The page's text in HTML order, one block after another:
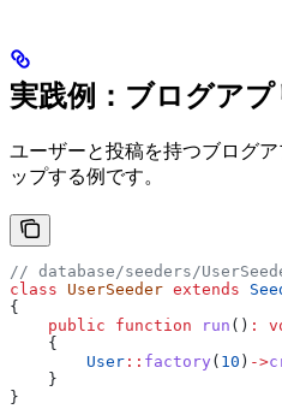
実践例：ブログア
ユーザーと投稿を持つブログ
ップする例です。
// database/seeders/
class UserSeeder extends
{
    public
function run () :
    {
        User
:: factory ( 10 ) ->
    }
}